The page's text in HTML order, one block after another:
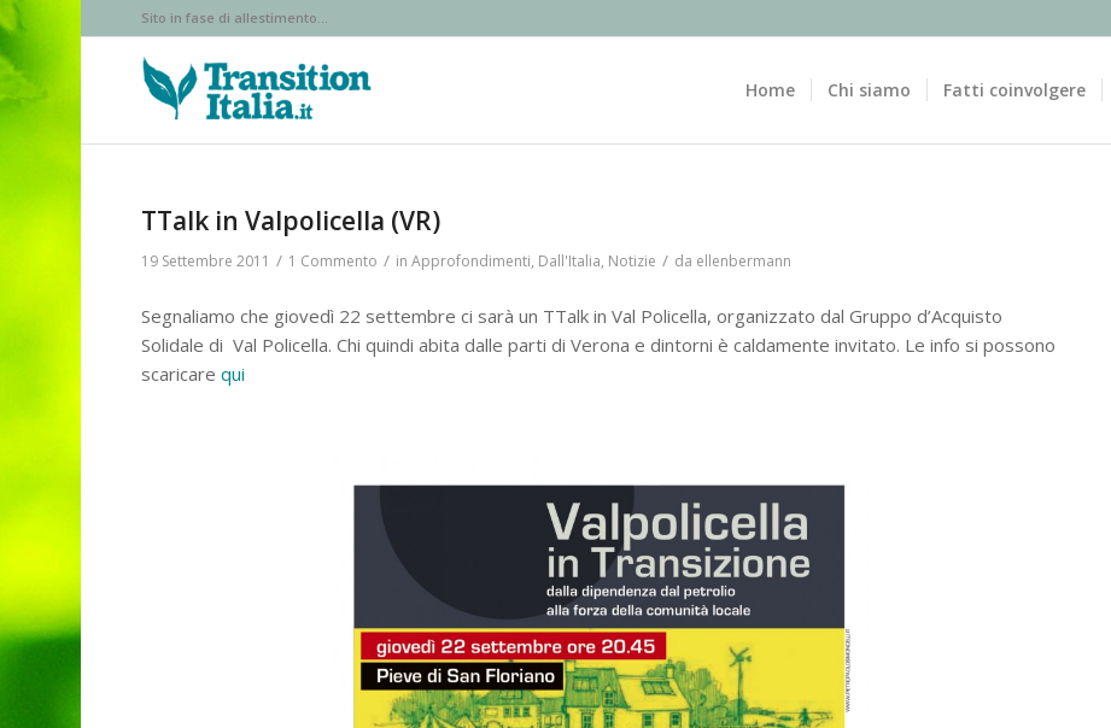
Sito in fase di allestimento...
Home Chi siamo Fatti coinvolgere
TTalk in Valpolicella (VR)
19 Settembre 2011 / 1 Commento / inApprofondimenti, Dall'Italia, Notizie / da ellenbermann
Segnaliamo che giovedì 22 settembre ci sarà un TTalk in Val Policella, organizzato dal Gruppo d’Acquisto
Solidale di Val Policella. Chi quindi abita dalle parti di Verona e dintorni è caldamente invitato. Le info si possono
scaricarequi